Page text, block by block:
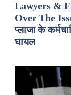
Lawyers &
Over The
प्लाजा के
घायल